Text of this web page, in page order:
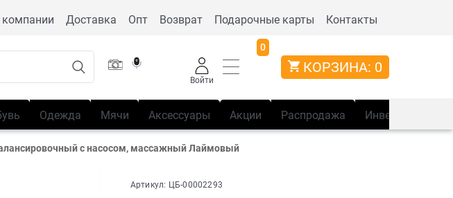
Доставка Опт Возврат Подарочные карты Контакты
Войти
0
КОРЗИНА: 0
Одежда Мячи Аксессуары Акции Распродажа Инвентарь
с насосом, массажный Лаймовый
Артикул: ЦБ-00002293